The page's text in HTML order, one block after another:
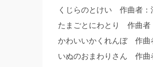
くじらのとけい 作曲者
たまごとにわとり 作曲者
かわいいかくれんぼ 作
いぬのおまわりさん 作